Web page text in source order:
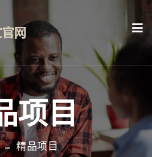
项目
精品项目